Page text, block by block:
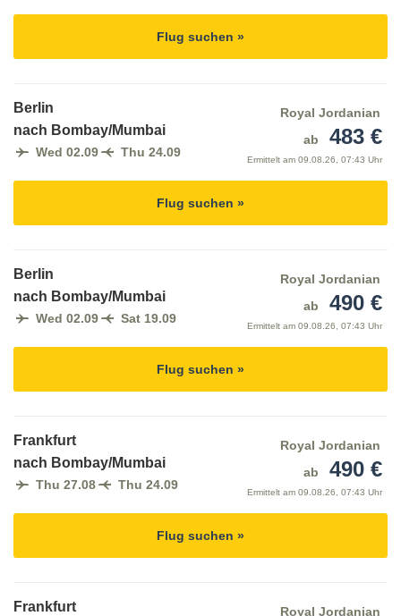
Flug suchen »
Berlin
nach Bombay/Mumbai
Wed 02.09 Thu 24.09
Royal Jordanian
ab
483 €
Ermittelt am 09.08.26, 07:43 Uhr
Flug suchen »
Berlin
nach Bombay/Mumbai
Wed 02.09 Sat 19.09
Royal Jordanian
ab
490 €
Ermittelt am 09.08.26, 07:43 Uhr
Flug suchen »
Frankfurt
nach Bombay/Mumbai
Thu 27.08 Thu 24.09
Royal Jordanian
ab
490 €
Ermittelt am 09.08.26, 07:43 Uhr
Flug suchen »
Frankfurt
Royal Jordanian